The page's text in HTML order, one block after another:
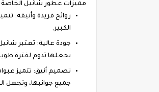
مميزات عطور شانيل
روائح فريدة وأنيقة:
الكبير.
جودة عالية: تعتبر
يجعلها تدوم لفترة
تصميم أنيق: تتميز
جميع جوانبها، وتجعل